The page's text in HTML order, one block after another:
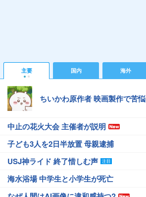
主要 国内 海外
ちいかわ原作者 映画製作で苦悩
中止の花火大会 主催者が説明
子ども3人を2日半放置 母親逮捕
USJ神ライド 終了惜しむ声
海水浴場 中学生と小学生が死亡